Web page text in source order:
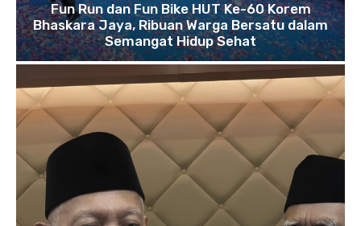
Fun Run dan Fun Bike HUT Ke-60 Korem
Bhaskara Jaya, Ribuan Warga Bersatu dalam
Semangat Hidup Sehat